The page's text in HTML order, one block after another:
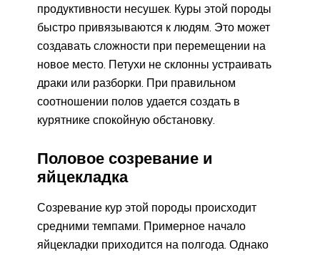
продуктивности несушек. Куры этой породы
быстро привязываются к людям. Это может
создавать сложности при перемещении на
новое место. Петухи не склонны устраивать
драки или разборки. При правильном
соотношении полов удается создать в
курятнике спокойную обстановку.
Половое созревание и
яйцекладка
Созревание кур этой породы происходит
средними темпами. Примерное начало
яйцекладки приходится на полгода. Однако